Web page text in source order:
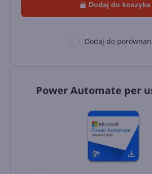
Dodaj do koszyka
Dodaj do
Power Automate per